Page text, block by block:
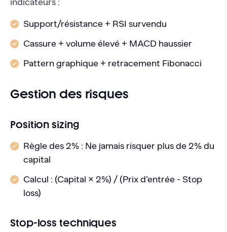
Support/résistance + RSI survendu
Cassure + volume élevé + MACD haussier
Pattern graphique + retracement Fibonacci
Gestion des risques
Position sizing
Règle des 2% : Ne jamais risquer plus de 2% du
capital
Calcul : (Capital × 2%) / (Prix d’entrée - Stop
loss)
Stop-loss techniques